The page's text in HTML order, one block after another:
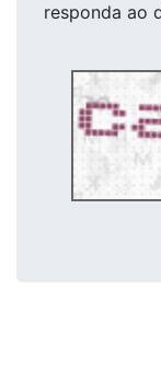
responda ao